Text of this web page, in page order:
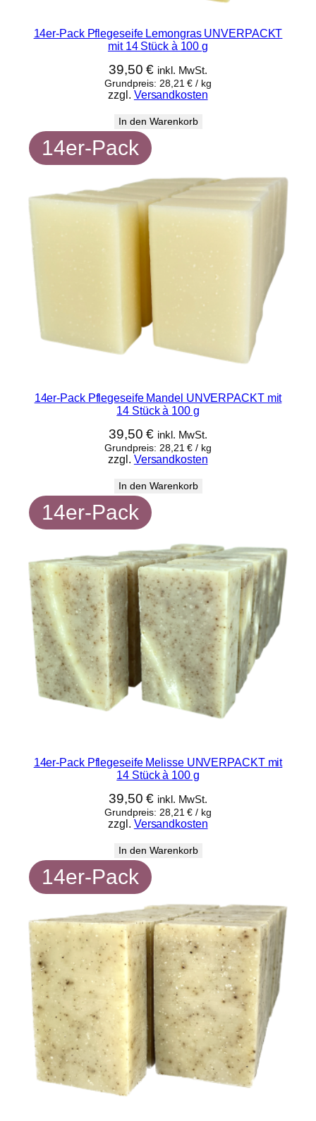
S
1
0
e
n
g
14er-Pack Pflegeseife Lemongras UNVERPACKT
mit 14 Stück à 100 g
39,50€ inkl. MwSt.
Grundpreis: 28,21€ / kg
zzgl. Versandkosten
In den Warenkorb
14er-Pack
14er-Pack Pflegeseife Mandel UNVERPACKT mit
14 Stück à 100 g
39,50€ inkl. MwSt.
Grundpreis: 28,21€ / kg
zzgl. Versandkosten
In den Warenkorb
14er-Pack
14er-Pack Pflegeseife Melisse UNVERPACKT mit
14 Stück à 100 g
39,50€ inkl. MwSt.
Grundpreis: 28,21€ / kg
zzgl. Versandkosten
In den Warenkorb
14er-Pack